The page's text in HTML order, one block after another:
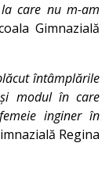
care nu m-am
Gimnazială
întâmplările
modul în care
inginer în
Regina